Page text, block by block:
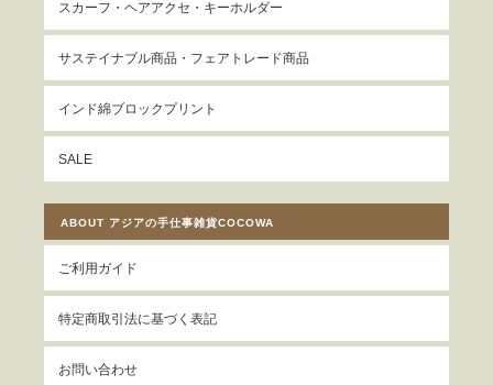
スカーフ・ヘアアクセ・キーホルダー
サステイナブル商品・フェアトレード商品
インド綿ブロックプリント
SALE
ABOUT アジアの手仕事雑貨COCOWA
ご利用ガイド
特定商取引法に基づく表記
お問い合わせ